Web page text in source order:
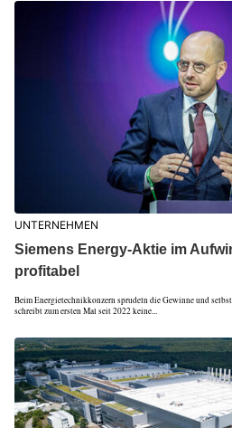
UNTERNEHMEN
Siemens Energy-Aktie im
profitabel
Beim Energietechnikkonzern sprudeln die Gewinne und
schreibt zum ersten Mal seit 2022 keine...